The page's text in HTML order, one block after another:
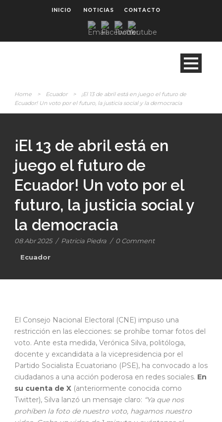
INICIO NOTICIAS CONTACTO
Home > Ecuador >
¡El 13 de abril está en juego el futuro de
Ecuador! Un voto por el futuro, la justicia social y la democracia
¡El 13 de abril está en
juego el futuro de
Ecuador! Un voto por el
futuro, la justicia social y
la democracia
08 Abr 2025 / Patricia Piedra / 0 Comment
Ecuador
El Consejo Nacional Electoral (CNE) impuso una
restricción en las elecciones: se prohíbe tomar fotos del
voto. Ante esta medida, Verónica Silva, politóloga,
docente y excandidata a la vicepresidencia por el
Partido Socialista Ecuatoriano (PSE), ha convocado a los
ciudadanos a una acción poderosa en redes sociales. En
su cuenta de X (anteriormente conocida como
Twitter), Silva lanzó un mensaje claro: “Ya que nos
prohíben la foto de nuestro voto, hagamos nuestro